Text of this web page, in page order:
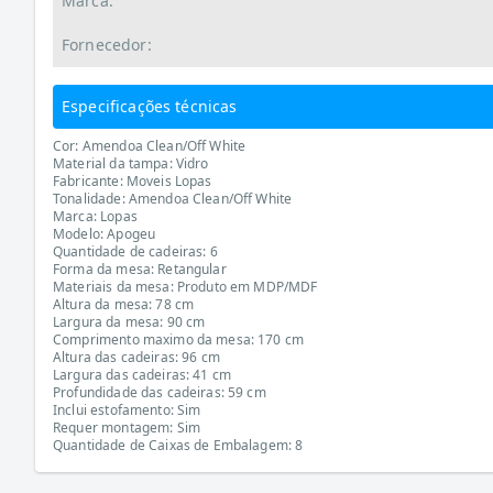
Fornecedor:
Especificações técnicas
Cor: Amendoa Clean/Off White
Material da tampa: Vidro
Fabricante: Moveis Lopas
Tonalidade: Amendoa Clean/Off White
Marca: Lopas
Modelo: Apogeu
Quantidade de cadeiras: 6
Forma da mesa: Retangular
Materiais da mesa: Produto em MDP/MDF
Altura da mesa: 78 cm
Largura da mesa: 90 cm
Comprimento maximo da mesa: 170 cm
Altura das cadeiras: 96 cm
Largura das cadeiras: 41 cm
Profundidade das cadeiras: 59 cm
Inclui estofamento: Sim
Requer montagem: Sim
Quantidade de Caixas de Embalagem: 8